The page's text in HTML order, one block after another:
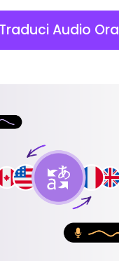
Traduci Audio Ora